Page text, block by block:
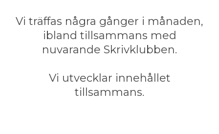
Vi träffas några gånger i månaden,
ibland tillsammans med
nuvarande Skrivklubben.
Vi utvecklar innehållet
tillsammans.